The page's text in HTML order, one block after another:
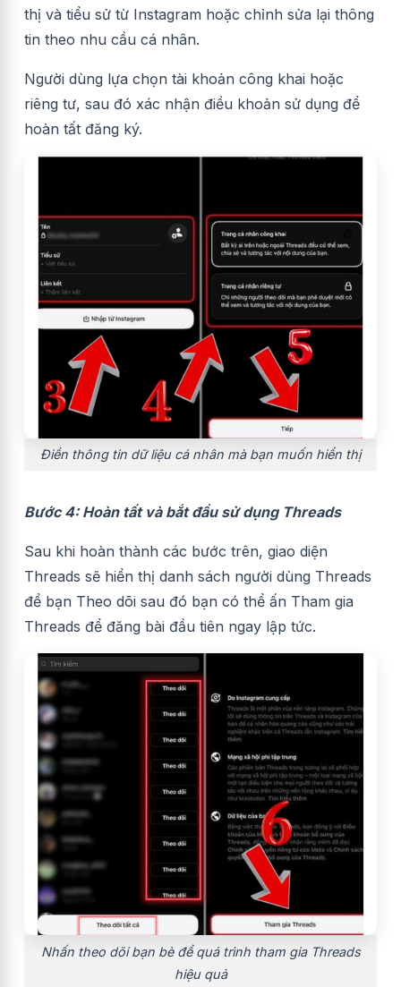
thị và tiểu sử từ Instagram hoặc chỉnh sửa lại thông
tin theo nhu cầu cá nhân.
Người dùng lựa chọn tài khoản công khai hoặc
riêng tư, sau đó xác nhận điều khoản sử dụng để
hoàn tất đăng ký.
Điền thông tin dữ liệu cá nhân mà bạn muốn hiển thị
Bước 4: Hoàn tất và bắt đầu sử dụng Threads
Sau khi hoàn thành các bước trên, giao diện
Threads sẽ hiển thị danh sách người dùng Threads
để bạn Theo dõi sau đó bạn có thể ấn Tham gia
Threads để đăng bài đầu tiên ngay lập tức.
Nhấn theo dõi bạn bè để quá trình tham gia Threads
hiệu quả